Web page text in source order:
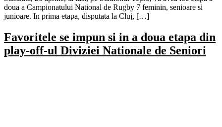
doua a Campionatului National de Rugby 7 feminin, senioare si
junioare. In prima etapa, disputata la Cluj, […]
Favoritele se impun si in a doua etapa din
play-off-ul Diviziei Nationale de Seniori